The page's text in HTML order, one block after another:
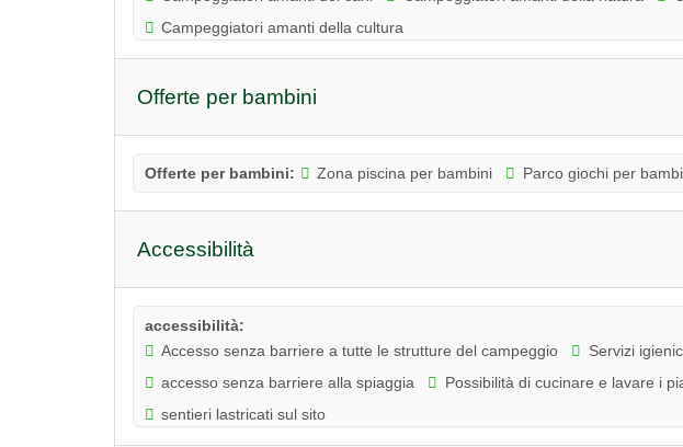
Campeggiatori amanti della cultura
Offerte per bambini
Offerte per bambini: Zona piscina per bambini Parco giochi per
Accessibilità
accessibilità:
Accesso senza barriere a tutte le strutture del campeggio
Servizi
accesso senza barriere alla spiaggia
Possibilità di cucinare e lavare i
sentieri lastricati sul sito